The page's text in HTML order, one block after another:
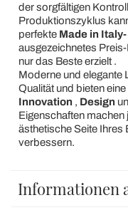
der sorgfältigen
Produktionszyklus
perfekte Made in Italy-
ausgezeichnetes
nur das Beste erzielt .
Moderne und elegante
Qualität und bieten
Innovation , Design
Eigenschaften
ästhetische Seite Ihres
verbessern.
Informationen